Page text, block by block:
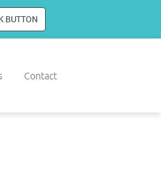
BUTTON
Contact